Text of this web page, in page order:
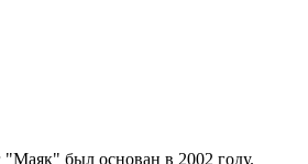
был основан в 2002 году.